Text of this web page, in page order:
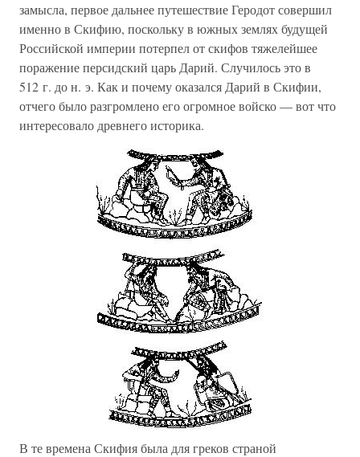
замысла, первое дальнее путешествие Геродот совершил
именно в Скифию, поскольку в южных землях будущей
Российской империи потерпел от скифов тяжелейшее
поражение персидский царь Дарий. Случилось это в
512 г. до н. э. Как и почему оказался Дарий в Скифии,
отчего было разгромлено его огромное войско — вот что
интересовало древнего историка.
В те времена Скифия была для греков страной